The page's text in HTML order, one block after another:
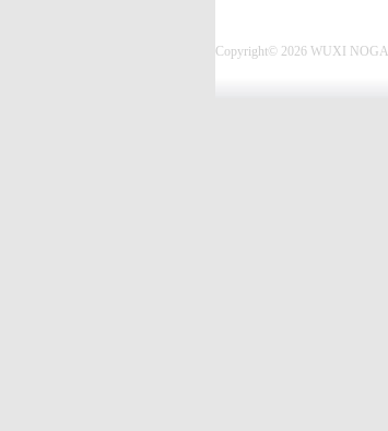
Copyright© 2026 WUXI